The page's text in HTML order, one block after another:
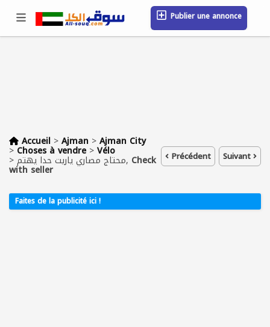
Publier une annonce
Se connecter / S'inscrire
Accueil >Ajman >Ajman City
> Choses à vendre >Vélo
> محتاج مصاري ياريت حدا يهتم, Check
with seller
Précédent Suivant
Faites de la publicité ici !